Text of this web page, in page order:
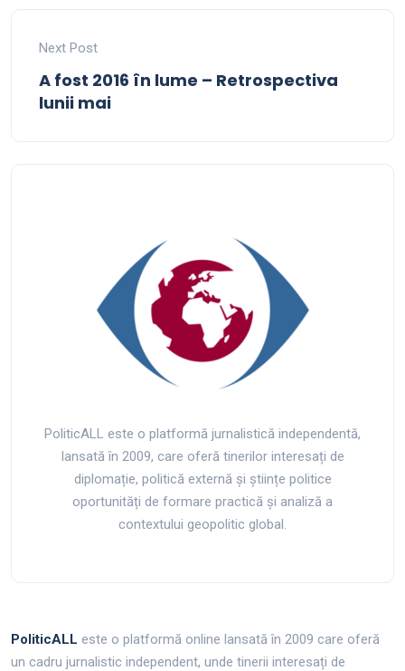
Next Post
A fost 2016 în lume – Retrospectiva
lunii mai
PoliticALL este o platformă jurnalistică independentă,
lansată în 2009, care oferă tinerilor interesați de
diplomație, politică externă și științe politice
oportunități de formare practică și analiză a
contextului geopolitic global.
PoliticALL este o platformă online lansată în 2009 care oferă
un cadru jurnalistic independent, unde tinerii interesați de